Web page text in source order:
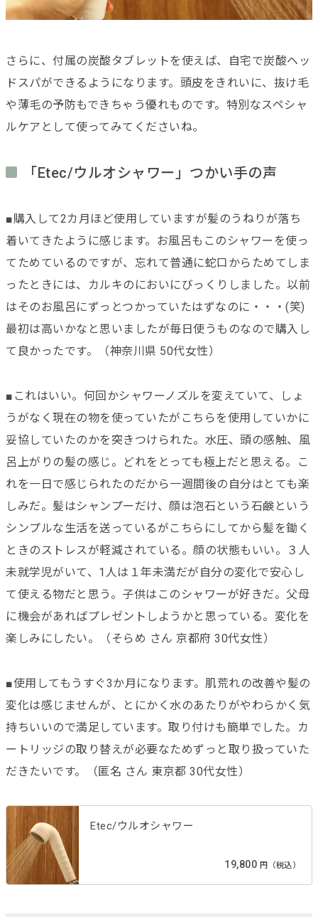
さらに、付属の炭酸タブレットを使えば、自宅で炭酸ヘッ
ドスパができるようになります。頭皮をきれいに、抜け毛
や薄毛の予防もできちゃう優れものです。特別なスペシャ
ルケアとして使ってみてくださいね。
「Etec/ウルオシャワー」つかい手の声
■購入して2カ月ほど使用していますが髪のうねりが落ち
着いてきたように感じます。お風呂もこのシャワーを使っ
てためているのですが、忘れて普通に蛇口からためてしま
ったときには、カルキのにおいにびっくりしました。以前
はそのお風呂にずっとつかっていたはずなのに・・・(笑)
最初は高いかなと思いましたが毎日使うものなので購入し
て良かったです。（神奈川県 50代女性）
■これはいい。何回かシャワーノズルを変えていて、しょ
うがなく現在の物を使っていたがこちらを使用していかに
妥協していたのかを突きつけられた。水圧、頭の感触、風
呂上がりの髪の感じ。どれをとっても極上だと思える。こ
れを一日で感じられたのだから一週間後の自分はとても楽
しみだ。髪はシャンプーだけ、顔は泡石という石鹸という
シンプルな生活を送っているがこちらにしてから髪を鋤く
ときのストレスが軽減されている。顔の状態もいい。３人
未就学児がいて、1人は１年未満だが自分の変化で安心し
て使える物だと思う。子供はこのシャワーが好きだ。父母
に機会があればプレゼントしようかと思っている。変化を
楽しみにしたい。（そらめ さん 京都府 30代女性）
■使用してもうすぐ3か月になります。肌荒れの改善や髪の
変化は感じませんが、とにかく水のあたりがやわらかく気
持ちいいので満足しています。取り付けも簡単でした。カ
ートリッジの取り替えが必要なためずっと取り扱っていた
だきたいです。（匿名 さん 東京都 30代女性）
Etec/ウルオシャワー
19,800 円（税込）